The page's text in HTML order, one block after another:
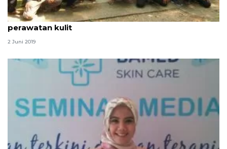
Paket pangan Ramadhan dibagikan ACT dan klinik
perawatan kulit
2 Juni 2019